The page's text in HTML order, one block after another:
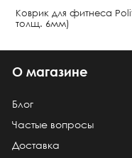
Коврик для фитнеса
толщ. 6мм)
О магазине
Блог
Частые вопросы
Доставка